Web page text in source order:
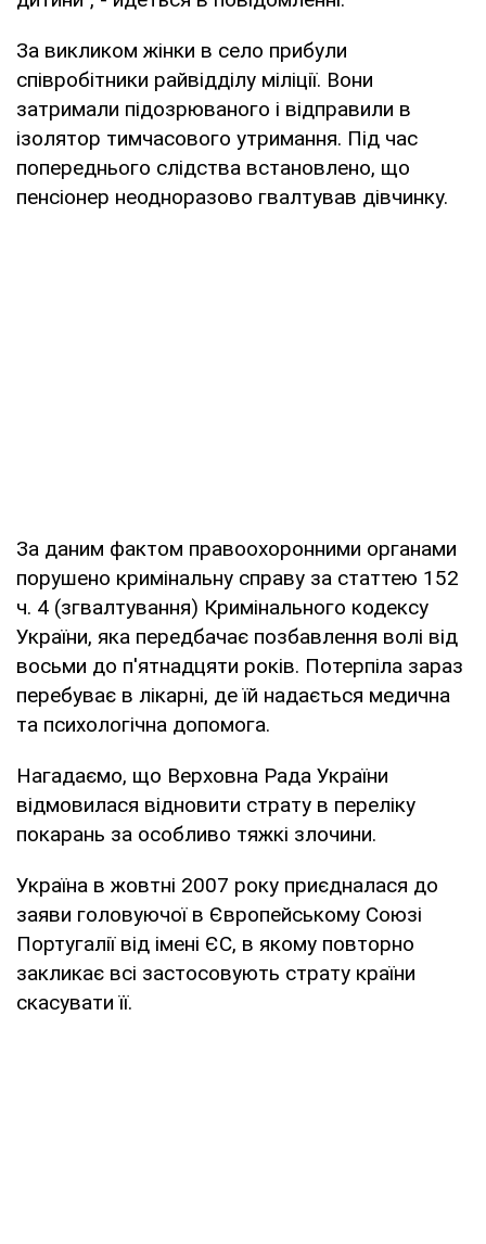
За викликом жінки в село прибули
співробітники райвідділу міліції. Вони
затримали підозрюваного і відправили в
ізолятор тимчасового утримання. Під час
попереднього слідства встановлено, що
пенсіонер неодноразово гвалтував дівчинку.
За даним фактом правоохоронними органами
порушено кримінальну справу за статтею 152
ч. 4 (згвалтування) Кримінального кодексу
України, яка передбачає позбавлення волі від
восьми до п'ятнадцяти років. Потерпіла зараз
перебуває в лікарні, де їй надається медична
та психологічна допомога.
Нагадаємо, що Верховна Рада України
відмовилася відновити страту в переліку
покарань за особливо тяжкі злочини.
Україна в жовтні 2007 року приєдналася до
заяви головуючої в Європейському Союзі
Португалії від імені ЄС, в якому повторно
закликає всі застосовують страту країни
скасувати її.